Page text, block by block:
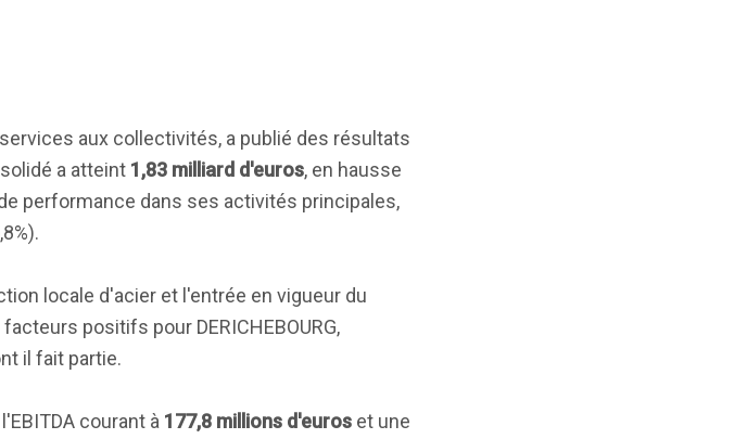
aux collectivités, a publié des résultats
a atteint 1,83 milliard d'euros, en hausse
performance dans ses activités principales,
locale d'acier et l'entrée en vigueur du
positifs pour DERICHEBOURG,
il fait partie.
courant à 177,8 millions d'euros et une